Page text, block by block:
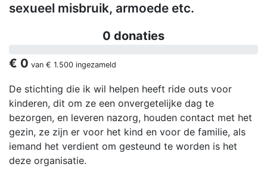
sexueel misbruik, armoede etc.
0 donaties
€ 0 van € 1.500 ingezameld
De stichting die ik wil helpen heeft ride outs voor
kinderen, dit om ze een onvergetelijke dag te
bezorgen, en leveren nazorg, houden contact met het
gezin, ze zijn er voor het kind en voor de familie, als
iemand het verdient om gesteund te worden is het
deze organisatie.